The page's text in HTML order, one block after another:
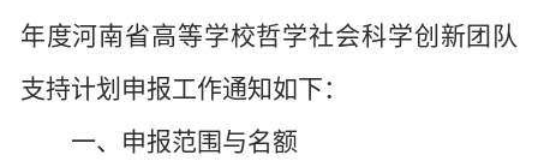
年度河南省高等学校哲学社会科学创新团队
支持计划申报工作通知如下：
一、申报范围与名额